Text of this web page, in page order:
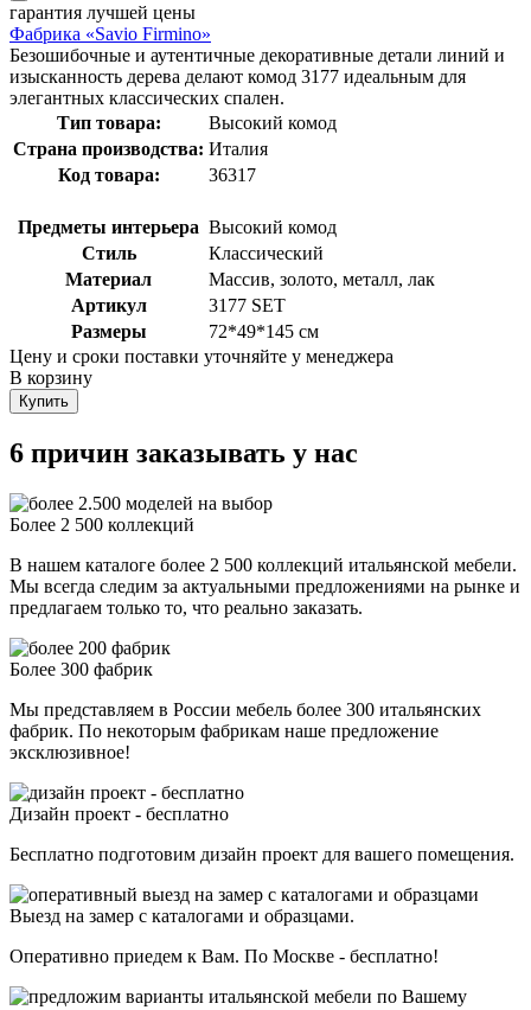
гарантия лучшей цены
Фабрика «Savio Firmino»
Безошибочные и аутентичные декоративные детали линий и
изысканность дерева делают комод 3177 идеальным для
элегантных классических спален.
Тип товара:
Высокий комод
Страна производства: Италия
Код товара:
36317
Предметы интерьера Высокий комод
Стиль
Классический
Материал
Массив, золото, металл, лак
Артикул
3177 SET
Размеры
72*49*145 см
Цену и сроки поставки уточняйте у менеджера
В корзину
Купить
6 причин заказывать у нас
Более 2 500 коллекций
В нашем каталоге более 2 500 коллекций итальянской мебели.
Мы всегда следим за актуальными предложениями на рынке и
предлагаем только то, что реально заказать.
Более 300 фабрик
Мы представляем в России мебель более 300 итальянских
фабрик. По некоторым фабрикам наше предложение
эксклюзивное!
Дизайн проект - бесплатно
Бесплатно подготовим дизайн проект для вашего помещения.
Выезд на замер с каталогами и образцами.
Оперативно приедем к Вам. По Москве - бесплатно!